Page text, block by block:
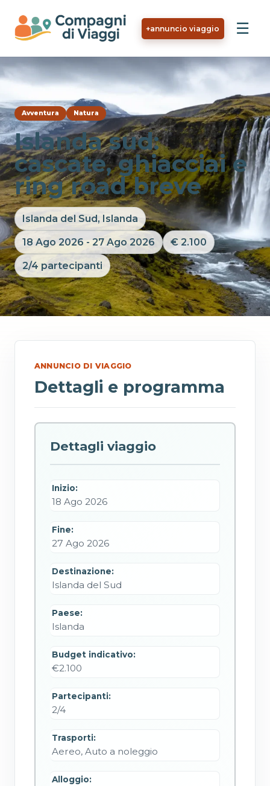
+annuncio viaggio ☰
Avventura Natura
Islanda sud:
cascate, ghiacciai e
ring road breve
Islanda del Sud, Islanda
18 Ago 2026 - 27 Ago 2026 € 2.100
2/4 partecipanti
ANNUNCIO DI VIAGGIO
Dettagli e programma
Dettagli viaggio
Inizio:
18 Ago 2026
Fine:
27 Ago 2026
Destinazione:
Islanda del Sud
Paese:
Islanda
Budget indicativo:
€2.100
Partecipanti:
2/4
Trasporti:
Aereo, Auto a noleggio
Alloggio: